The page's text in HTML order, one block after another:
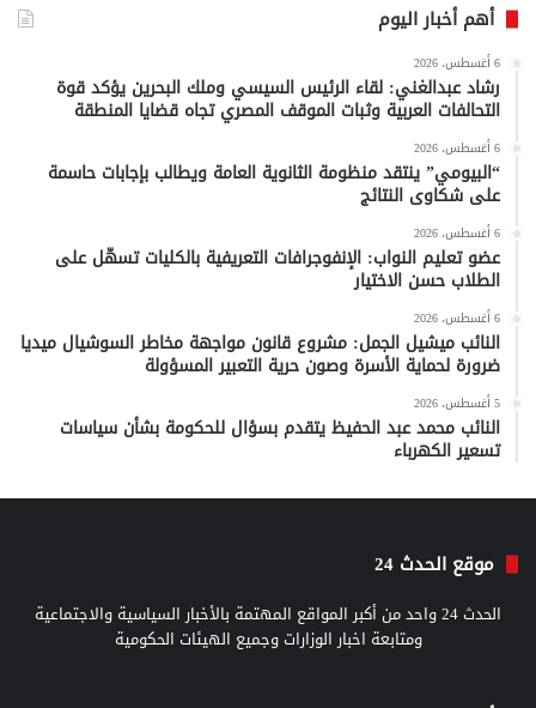
أهم أخبار اليوم
6 أغسطس، 2026
رشاد عبدالغني: لقاء الرئيس السيسي وملك البحرين يؤكد قوة
التحالفات العربية وثبات الموقف المصري تجاه قضايا المنطقة
6 أغسطس، 2026
“البيومي” ينتقد منظومة الثانوية العامة ويطالب بإجابات حاسمة
على شكاوى النتائج
6 أغسطس، 2026
عضو تعليم النواب: الإنفوجرافات التعريفية بالكليات تسهّل على
الطلاب حسن الاختيار
6 أغسطس، 2026
النائب ميشيل الجمل: مشروع قانون مواجهة مخاطر السوشيال ميديا
ضرورة لحماية الأسرة وصون حرية التعبير المسؤولة
5 أغسطس، 2026
النائب محمد عبد الحفيظ يتقدم بسؤال للحكومة بشأن سياسات
تسعير الكهرباء
موقع الحدث 24
الحدث 24 واحد من أكبر المواقع المهتمة بالأخبار السياسية والاجتماعية
ومتابعة اخبار الوزارات وجميع الهيئات الحكومية